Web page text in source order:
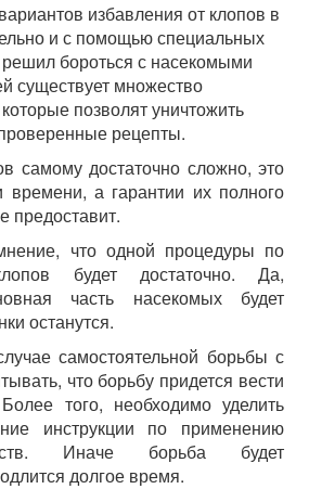
избавления от клопов в
и с помощью специальных
бороться с насекомыми
существует множество
позволят уничтожить
рецепты.
самому достаточно сложно, это
времени, а гарантии их полного
предоставит.
что одной процедуры по
будет достаточно. Да,
часть насекомых будет
останутся.
самостоятельной борьбы с
что борьбу придется вести
того, необходимо уделить
инструкции по применению
Иначе борьба будет
долгое время.